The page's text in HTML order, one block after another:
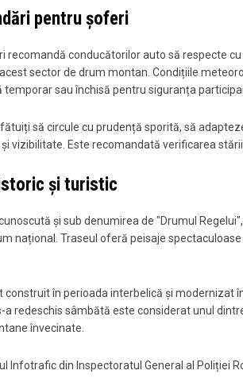
pentru șoferi
recomandă conducătorilor auto să respecte
sector de drum montan. Condițiile
sau închisă pentru siguranța
să circule cu prudență sporită, să
vizibilitate. Este recomandată verificarea
și turistic
și sub denumirea de "Drumul
național. Traseul oferă peisaje
construit în perioada interbelică și modernizat
a redeschis sâmbătă este considerat unul
învecinate.
Infotrafic din Inspectoratul General al Poliției